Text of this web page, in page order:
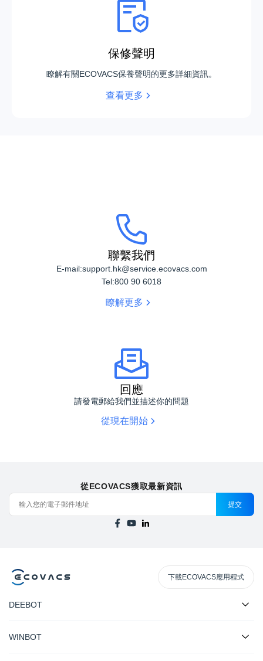
DEEBOT U2 POWER
保修聲明
瞭解有關ECOVACS保養聲明的更多詳細資訊。
查看更多
聯繫我們
E-mail:support.hk@service.ecovacs.com
Tel:800 90 6018
瞭解更多
回應
請發電郵給我們並描述你的問題
從現在開始
從ECOVACS獲取最新資訊
提交
下載ECOVACS應用程式
DEEBOT
WINBOT